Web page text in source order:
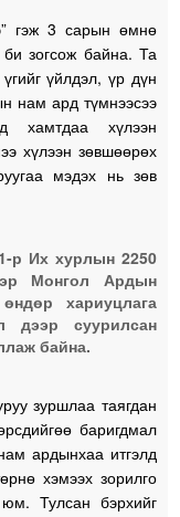
гэж 3 сарын өмнө
би зогсож байна. Та
үйлдэл, үр дүн
нам ард түмнээсээ
хамтдаа хүлээн
хүлээн зөвшөөрөх
мэдэх нь зөв
р Их хурлын 2250
Монгол Ардын
хариуцлага
дээр суурилсан
байна.
зуршлаа таягдан
баригдмал
ардынхаа итгэлд
хэмээх зорилго
Тулсан бэрхийг